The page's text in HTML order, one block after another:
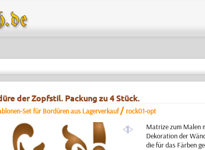
der Zopfstil. Packung zu 4 Stück.
Set für Bordüren aus Lagerverkauf / rock01-opt
a
Matrize zum Malen
Dekoration der
die für das Färben